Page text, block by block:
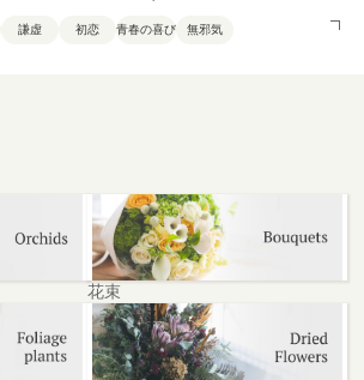
謙虚 初恋 青春の喜び 無邪気
花束